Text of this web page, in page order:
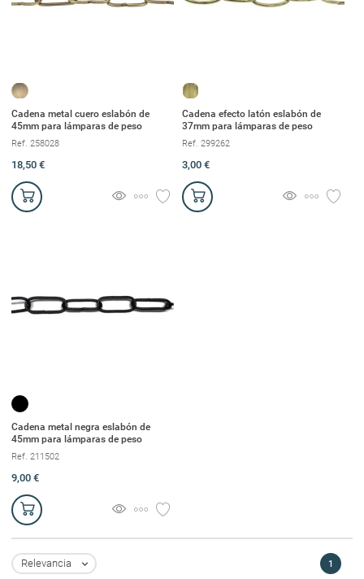
Cadena metal cuero eslabón de
45mm para lámparas de peso
Ref. 258028
18,50 €
Cadena efecto latón eslabón de
37mm para lámparas de peso
Ref. 299262
3,00 €
Cadena metal negra eslabón de
45mm para lámparas de peso
Ref. 211502
9,00 €
Relevancia  1